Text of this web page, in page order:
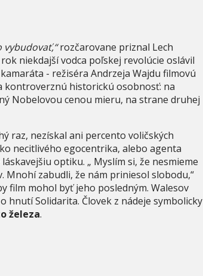
vybudovať,“rozčarovane priznal Lech
niekdajší vodca poľskej revolúcie oslávil
- režiséra Andrzeja Wajdu filmovú
kontroverznú historickú osobnosť: na
Nobelovou cenou mieru, na strane druhej
raz, nezískal ani percento voličských
necitlivého egocentrika, alebo agenta
optiku. „ Myslím si, že nesmieme
zabudli, že nám priniesol slobodu,“
film mohol byť jeho posledným. Walesov
Solidarita. Človek z nádeje symbolicky
železa.